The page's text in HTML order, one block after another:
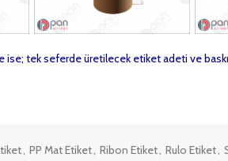
tek seferde üretilecek etiket adeti ve
, PP Mat Etiket, Ribon Etiket, Rulo Etiket,